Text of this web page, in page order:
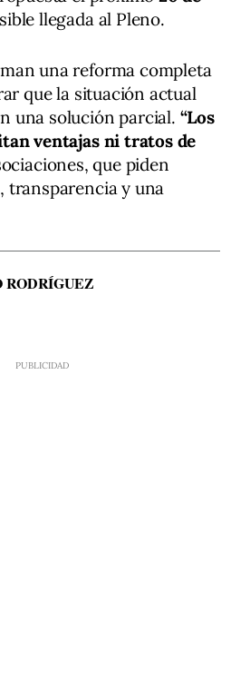
llegada al Pleno.
una reforma completa
que la situación actual
una solución parcial. “Los
ventajas ni tratos de
que piden
transparencia y una
RODRÍGUEZ